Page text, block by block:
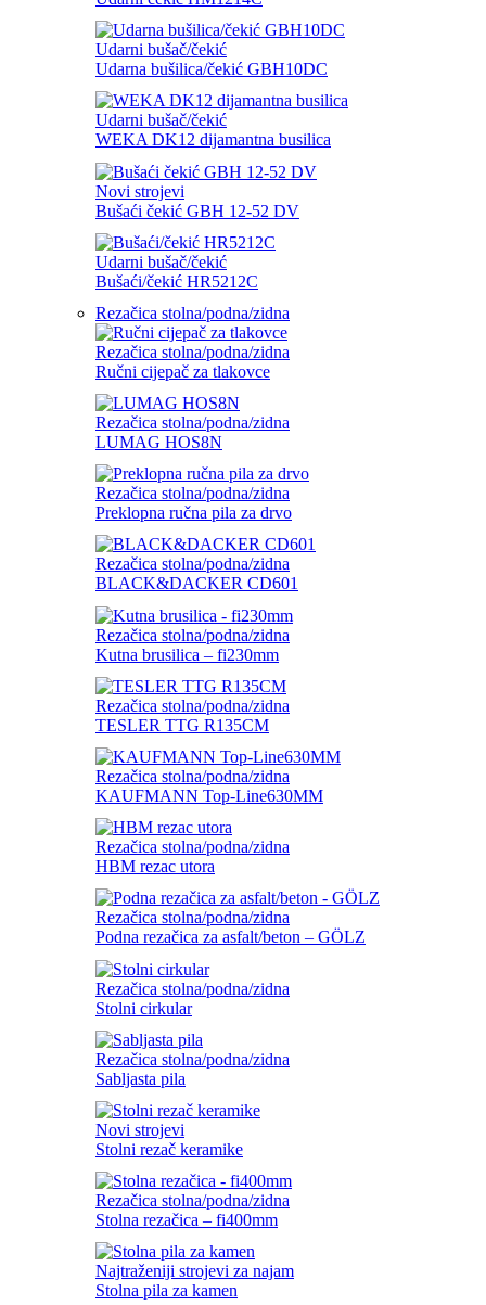
Udarni bušač/čekić
Udarna bušilica/čekić GBH10DC
Udarni bušač/čekić
WEKA DK12 dijamantna busilica
Novi strojevi
Bušaći čekić GBH 12-52 DV
Udarni bušač/čekić
Bušaći/čekić HR5212C
Rezačica stolna/podna/zidna
Rezačica stolna/podna/zidna
Ručni cijepač za tlakovce
Rezačica stolna/podna/zidna
LUMAG HOS8N
Rezačica stolna/podna/zidna
Preklopna ručna pila za drvo
Rezačica stolna/podna/zidna
BLACK&DACKER CD601
Rezačica stolna/podna/zidna
Kutna brusilica – fi230mm
Rezačica stolna/podna/zidna
TESLER TTG R135CM
Rezačica stolna/podna/zidna
KAUFMANN Top-Line630MM
Rezačica stolna/podna/zidna
HBM rezac utora
Rezačica stolna/podna/zidna
Podna rezačica za asfalt/beton – GÖLZ
Rezačica stolna/podna/zidna
Stolni cirkular
Rezačica stolna/podna/zidna
Sabljasta pila
Novi strojevi
Stolni rezač keramike
Rezačica stolna/podna/zidna
Stolna rezačica – fi400mm
Najtraženiji strojevi za najam
Stolna pila za kamen